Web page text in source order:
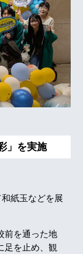
」を実施
紙玉などを展
前を通った地
足を止め、観